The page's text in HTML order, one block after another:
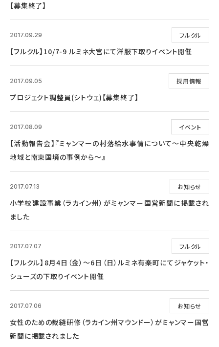
【募集終了】
フルクル
2017.09.29
【フルクル】10/7-9 ルミネ大宮にて洋服下取りイベント開催
採用情報
2017.09.05
プロジェクト調整員(シトウェ)【募集終了】
イベント
2017.08.09
【活動報告会】『ミャンマーの村落給水事情について～中央乾燥
地域と南東国境の事例から～』
お知らせ
2017.07.13
小学校建設事業（ラカイン州）がミャンマー国営新聞に掲載され
ました
フルクル
2017.07.07
【フルクル】8月4日（金）～6日（日）ルミネ有楽町にてジャケット・
シューズの下取りイベント開催
お知らせ
2017.07.06
女性のための裁縫研修（ラカイン州マウンドー）がミャンマー国営
新聞に掲載されました